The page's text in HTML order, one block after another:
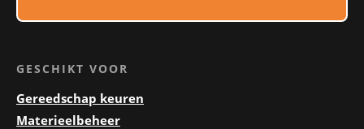
GESCHIKT VOOR
Gereedschap keuren
Materieelbeheer